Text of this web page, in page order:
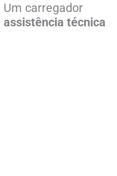
carregador
assistência técnica